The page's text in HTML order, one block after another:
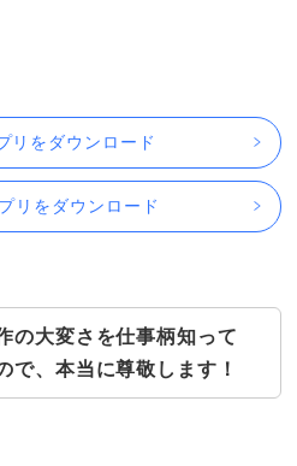
リをダウンロード
リをダウンロード
の大変さを仕事柄知って
で、本当に尊敬します！